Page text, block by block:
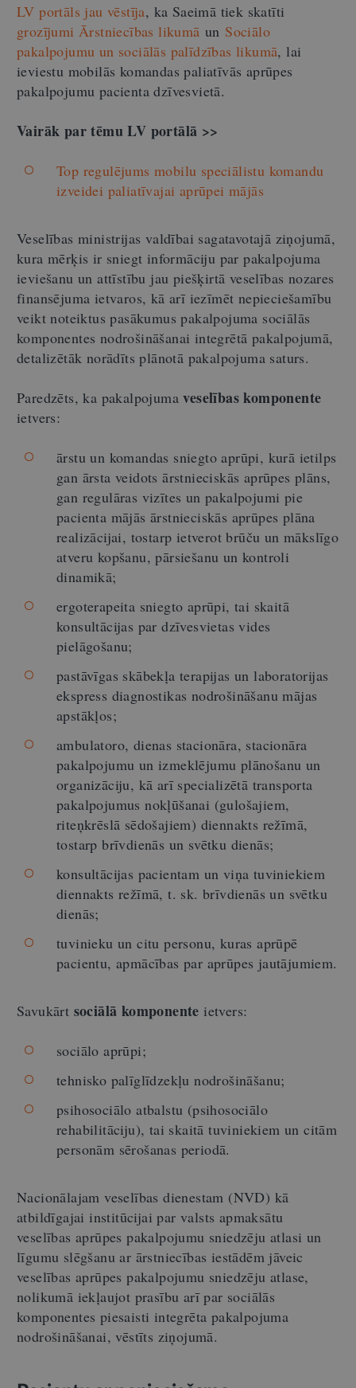
LV portāls jau vēstīja, ka Saeimā tiek skatīti
grozījumi Ārstniecības likumā un Sociālo
pakalpojumu un sociālās palīdzības likumā, lai
ieviestu mobilās komandas paliatīvās aprūpes
pakalpojumu pacienta dzīvesvietā.
Vairāk par tēmu LV portālā >>
Top regulējums mobilu speciālistu komandu
izveidei paliatīvajai aprūpei mājās
Veselības ministrijas valdībai sagatavotajā ziņojumā,
kura mērķis ir sniegt informāciju par pakalpojuma
ieviešanu un attīstību jau piešķirtā veselības nozares
finansējuma ietvaros, kā arī iezīmēt nepieciešamību
veikt noteiktus pasākumus pakalpojuma sociālās
komponentes nodrošināšanai integrētā pakalpojumā,
detalizētāk norādīts plānotā pakalpojuma saturs.
Paredzēts, ka pakalpojumaveselības komponente
ietvers:
ārstu un komandas sniegto aprūpi, kurā ietilps
gan ārsta veidots ārstnieciskās aprūpes plāns,
gan regulāras vizītes un pakalpojumi pie
pacienta mājās ārstnieciskās aprūpes plāna
realizācijai, tostarp ietverot brūču un mākslīgo
atveru kopšanu, pārsiešanu un kontroli
dinamikā;
ergoterapeita sniegto aprūpi, tai skaitā
konsultācijas par dzīvesvietas vides
pielāgošanu;
pastāvīgas skābekļa terapijas un laboratorijas
ekspress diagnostikas nodrošināšanu mājas
apstākļos;
ambulatoro, dienas stacionāra, stacionāra
pakalpojumu un izmeklējumu plānošanu un
organizāciju, kā arī specializētā transporta
pakalpojumus nokļūšanai (gulošajiem,
riteņkrēslā sēdošajiem) diennakts režīmā,
tostarp brīvdienās un svētku dienās;
konsultācijas pacientam un viņa tuviniekiem
diennakts režīmā, t. sk. brīvdienās un svētku
dienās;
tuvinieku un citu personu, kuras aprūpē
pacientu, apmācības par aprūpes jautājumiem.
Savukārt sociālā komponente ietvers:
sociālo aprūpi;
tehnisko palīglīdzekļu nodrošināšanu;
psihosociālo atbalstu (psihosociālo
rehabilitāciju), tai skaitā tuviniekiem un citām
personām sērošanas periodā.
Nacionālajam veselības dienestam (NVD) kā
atbildīgajai institūcijai par valsts apmaksātu
veselības aprūpes pakalpojumu sniedzēju atlasi un
līgumu slēgšanu ar ārstniecības iestādēm jāveic
veselības aprūpes pakalpojumu sniedzēju atlase,
nolikumā iekļaujot prasību arī par sociālās
komponentes piesaisti integrēta pakalpojuma
nodrošināšanai, vēstīts ziņojumā.